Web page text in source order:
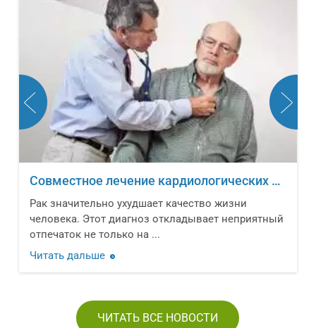
Совместное лечение кардиологических заболеваний и онкологических новообразований
Рак значительно ухудшает качество жизни
человека. Этот диагноз откладывает неприятный
отпечаток не только на ...
Читать дальше
ЧИТАТЬ ВСЕ НОВОСТИ